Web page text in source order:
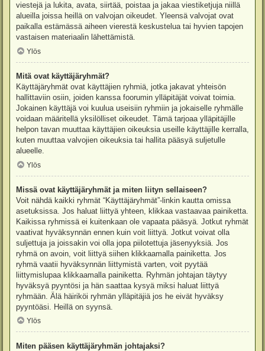
viestejä ja lukita, avata, siirtää, poistaa ja jakaa viestiketjuja niillä
alueilla joissa heillä on valvojan oikeudet. Yleensä valvojat ovat
paikalla estämässä aiheen vierestä keskustelua tai hyvien tapojen
vastaisen materiaalin lähettämistä.
Ylös
Mitä ovat käyttäjäryhmät?
Käyttäjäryhmät ovat käyttäjien ryhmiä, jotka jakavat yhteisön
hallittaviin osiin, joiden kanssa foorumin ylläpitäjät voivat toimia.
Jokainen käyttäjä voi kuulua useisiin ryhmiin ja jokaiselle ryhmälle
voidaan määritellä yksilölliset oikeudet. Tämä tarjoaa ylläpitäjille
helpon tavan muuttaa käyttäjien oikeuksia useille käyttäjille kerralla,
kuten muuttaa valvojien oikeuksia tai hallita pääsyä suljetulle
alueelle.
Ylös
Missä ovat käyttäjäryhmät ja miten liityn sellaiseen?
Voit nähdä kaikki ryhmät “Käyttäjäryhmät”-linkin kautta omissa
asetuksissa. Jos haluat liittyä yhteen, klikkaa vastaavaa painiketta.
Kaikissa ryhmissä ei kuitenkaan ole vapaata pääsyä. Jotkut ryhmät
vaativat hyväksynnän ennen kuin voit liittyä. Jotkut voivat olla
suljettuja ja joissakin voi olla jopa piilotettuja jäsenyyksiä. Jos
ryhmä on avoin, voit liittyä siihen klikkaamalla painiketta. Jos
ryhmä vaatii hyväksynnän liittymistä varten, voit pyytää
liittymislupaa klikkaamalla painiketta. Ryhmän johtajan täytyy
hyväksyä pyyntösi ja hän saattaa kysyä miksi haluat liittyä
ryhmään. Älä häiriköi ryhmän ylläpitäjiä jos he eivät hyväksy
pyyntöäsi. Heillä on syynsä.
Ylös
Miten pääsen käyttäjäryhmän johtajaksi?